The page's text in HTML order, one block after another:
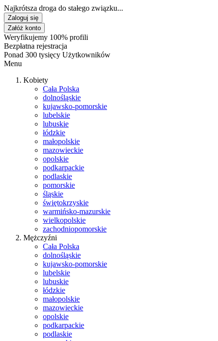
Najkrótsza droga do stałego związku...
Zaloguj się
Załóż konto
Weryfikujemy 100% profili
Bezpłatna rejestracja
Ponad 300 tysięcy Użytkowników
Menu
Kobiety
Cała Polska
dolnośląskie
kujawsko-pomorskie
lubelskie
lubuskie
łódzkie
małopolskie
mazowieckie
opolskie
podkarpackie
podlaskie
pomorskie
śląskie
świętokrzyskie
warmińsko-mazurskie
wielkopolskie
zachodniopomorskie
Mężczyźni
Cała Polska
dolnośląskie
kujawsko-pomorskie
lubelskie
lubuskie
łódzkie
małopolskie
mazowieckie
opolskie
podkarpackie
podlaskie